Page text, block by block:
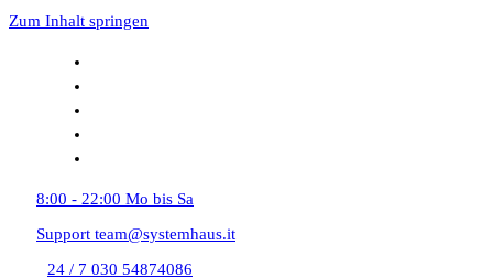
Zum Inhalt springen
8:00 - 22:00 Mo bis Sa
Support team@systemhaus.it
24 / 7 030 54874086